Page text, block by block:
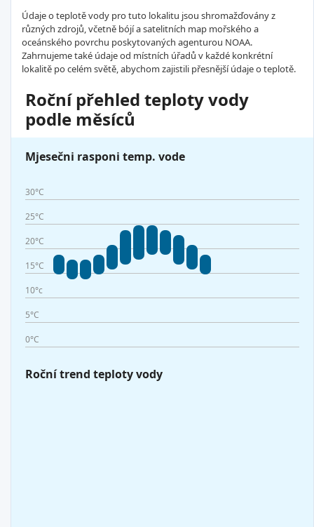
Údaje o teplotě vody pro tuto lokalitu jsou shromažďovány z
různých zdrojů, včetně bójí a satelitních map mořského a
oceánského povrchu poskytovaných agenturou NOAA.
Zahrnujeme také údaje od místních úřadů v každé konkrétní
lokalitě po celém světě, abychom zajistili přesnější údaje o teplotě.
Roční přehled teploty vody
podle měsíců
Mjesečni rasponi temp. vode
30°C
25°C
20°C
15°C
10°c
5°C
0°C
Roční trend teploty vody